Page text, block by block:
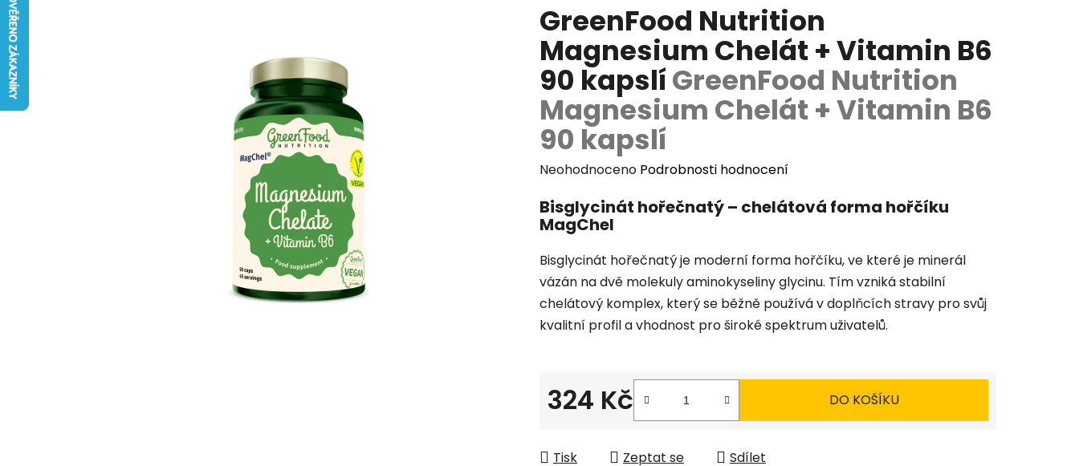
GreenFood Nutrition
Magnesium Chelát + Vitamin B6
90 kapslíGreenFood Nutrition
Magnesium Chelát + Vitamin B6
90 kapslí
Průměrné
produktu
je
0,0
z
5
hvězdiček.
Neohodnoceno Podrobnosti hodnocení
Bisglycinát hořečnatý – chelátová forma hořčíku
MagChel
Bisglycinát hořečnatý je moderní forma hořčíku, ve které je minerál
vázán na dvě molekuly aminokyseliny glycinu. Tím vzniká stabilní
chelátový komplex, který se běžně používá v doplňcích stravy pro svůj
kvalitní profil a vhodnost pro široké spektrum uživatelů.
324 Kč DO KOŠÍKU
Tisk Zeptat se Sdílet